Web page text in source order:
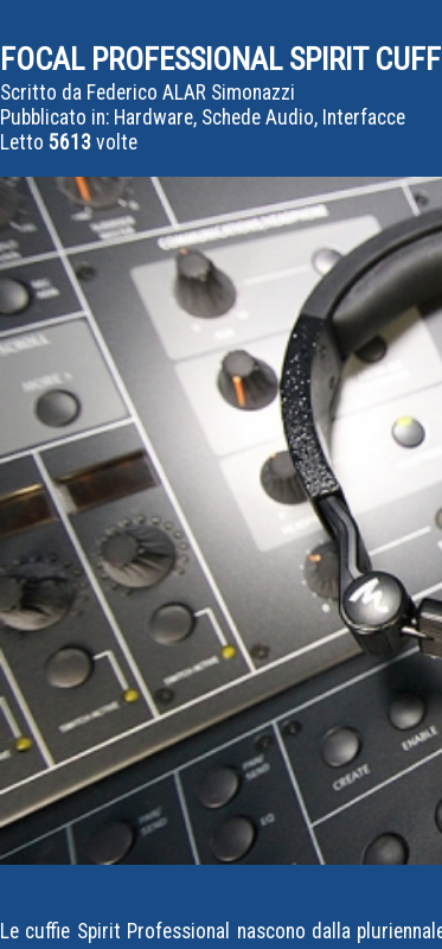
FOCAL PROFESSIONAL SPIRIT
Scritto da Federico ALAR Simonazzi
Pubblicato in: Hardware, Schede Audio, Interfacce
Letto 5613 volte
Le cuffie Spirit Professional nascono dalla